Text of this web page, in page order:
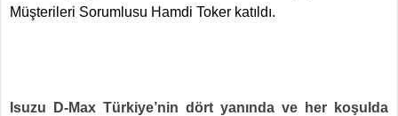
Müşterileri Sorumlusu Hamdi Toker katıldı.
Isuzu D-Max Türkiye’nin dört yanında ve her koşulda